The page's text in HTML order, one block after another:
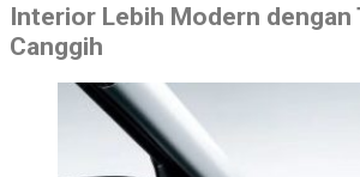
Interior Lebih Modern dengan
Canggih